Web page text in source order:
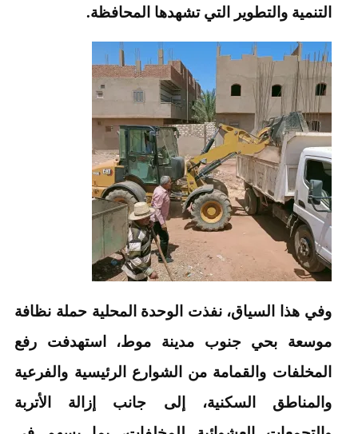
التنمية والتطوير التي تشهدها المحافظة.
وفي هذا السياق، نفذت الوحدة المحلية حملة نظافة
موسعة بحي جنوب مدينة موط، استهدفت رفع
المخلفات والقمامة من الشوارع الرئيسية والفرعية
والمناطق السكنية، إلى جانب إزالة الأتربة